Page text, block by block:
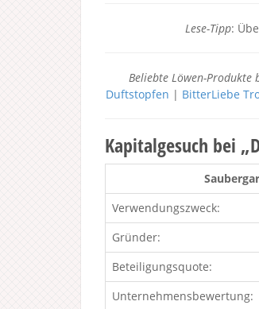
Lese-Tipp:
Beliebte Löwen-Produkte
Duftstopfen | BitterLiebe
Kapitalgesuch bei
Verwendungszweck:
Gründer:
Beteiligungsquote:
Unternehmensbewertung: